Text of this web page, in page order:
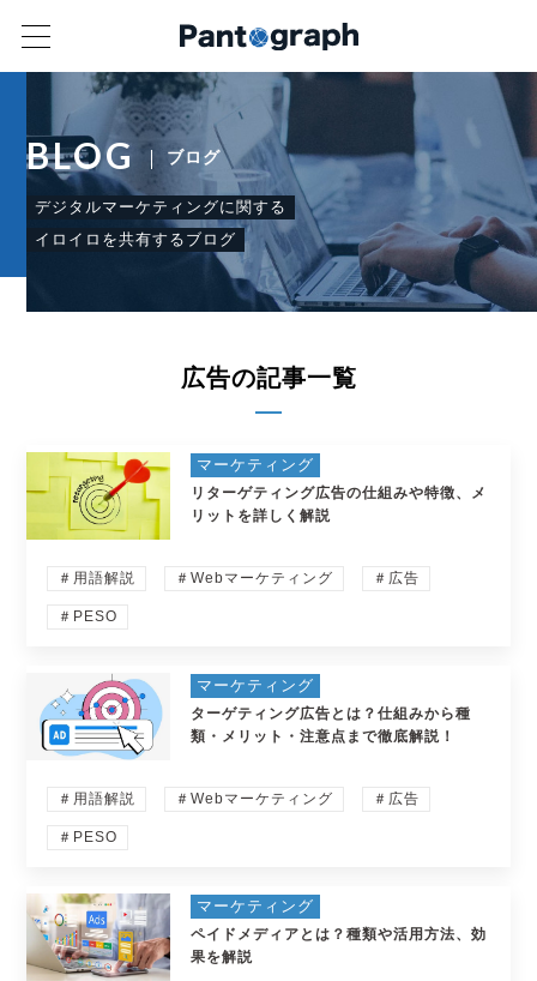
BLOG ブログ
デジタルマーケティングに関する
イロイロを共有するブログ
広告の記事一覧
マーケティング
リターゲティング広告の仕組みや特徴、メ
リットを詳しく解説
＃用語解説 ＃Webマーケティング ＃広告
＃PESO
マーケティング
ターゲティング広告とは？仕組みから種
類・メリット・注意点まで徹底解説！
＃用語解説 ＃Webマーケティング ＃広告
＃PESO
マーケティング
ペイドメディアとは？種類や活用方法、効
果を解説